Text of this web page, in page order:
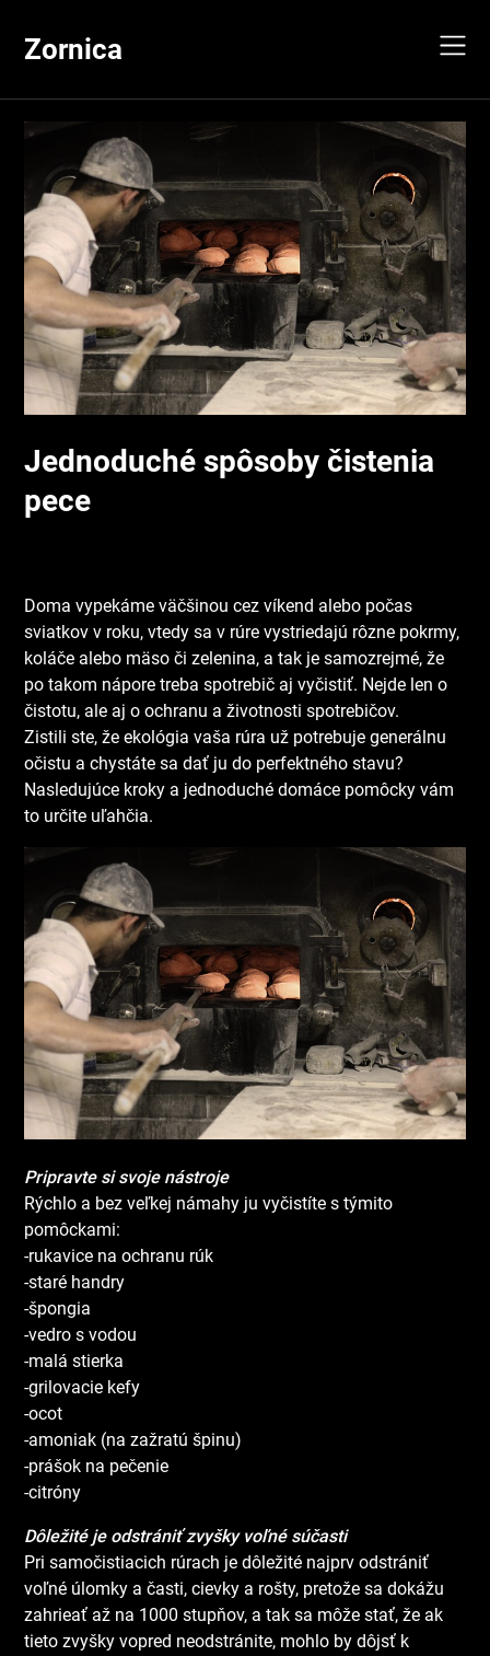
contentZornica
Jednoduché spôsoby čistenia
pece
Doma vypekáme väčšinou cez víkend alebo počas
sviatkov v roku, vtedy sa v rúre vystriedajú rôzne pokrmy,
koláče alebo mäso či zelenina, a tak je samozrejmé, že
po takom nápore treba spotrebič aj vyčistiť. Nejde len o
čistotu, ale aj o ochranu a životnosti spotrebičov.
Zistili ste, žeekológia vaša rúra už potrebuje generálnu
očistu a chystáte sa dať ju do perfektného stavu?
Nasledujúce kroky a jednoduché domáce pomôcky vám
to určite uľahčia.
Pripravte si svoje nástroje
Rýchlo a bez veľkej námahy ju vyčistíte s týmito
pomôckami:
-rukavice na ochranu rúk
-staré handry
-špongia
-vedro s vodou
-malá stierka
-grilovacie kefy
-ocot
-amoniak (na zažratú špinu)
-prášok na pečenie
-citróny
Dôležité je odstrániť zvyšky voľné súčasti
Pri samočistiacich rúrach je dôležité najprv odstrániť
voľné úlomky a časti, cievky a rošty, pretože sa dokážu
zahrieať až na 1000 stupňov, a tak sa môže stať, že ak
tieto zvyšky vopred neodstránite, mohlo by dôjsť k